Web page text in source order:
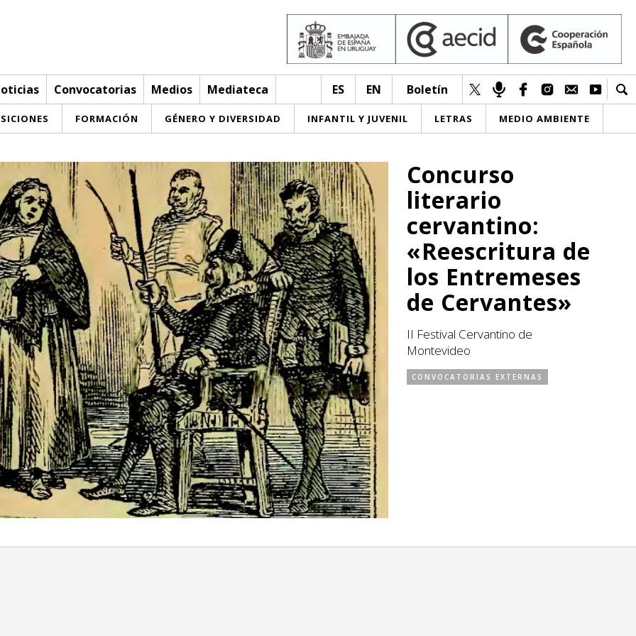
Convocatorias Medios Mediateca ES EN Boletín
FORMACIÓN GÉNERO Y DIVERSIDAD INFANTIL Y JUVENIL LETRAS MEDIO AMBIENTE
Concurso
literario
cervantino:
«Reescritura de
los Entremeses
de Cervantes»
II Festival Cervantino de
Montevideo
CONVOCATORIAS EXTERNAS